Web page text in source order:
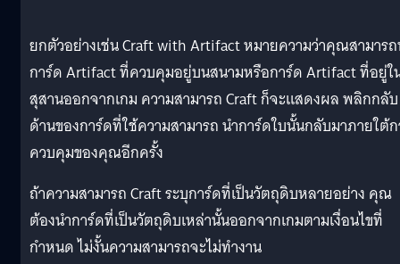
ยกตัวอย่างเช่น Craft with Artifact หมายความว่าคุณสามาร
การ์ด Artifact ที่ควบคุมอยู่บนสนามหรือการ์ด Artifact ที่อยู่ใ
สุสานออกจากเกม ความสามารถ Craft ก็จะแสดงผล พลิกกลับ
ด้านของการ์ดที่ใช้ความสามารถ นำการ์ดใบนั้นกลับมาภายใต้
ควบคุมของคุณอีกครั้ง
ถ้าความสามารถ Craft ระบุการ์ดที่เป็นวัตถุดิบหลายอย่าง คุณ
ต้องนำการ์ดที่เป็นวัตถุดิบเหล่านั้นออกจากเกมตามเงื่อนไขที่
กำหนด ไม่งั้นความสามารถจะไม่ทำงาน